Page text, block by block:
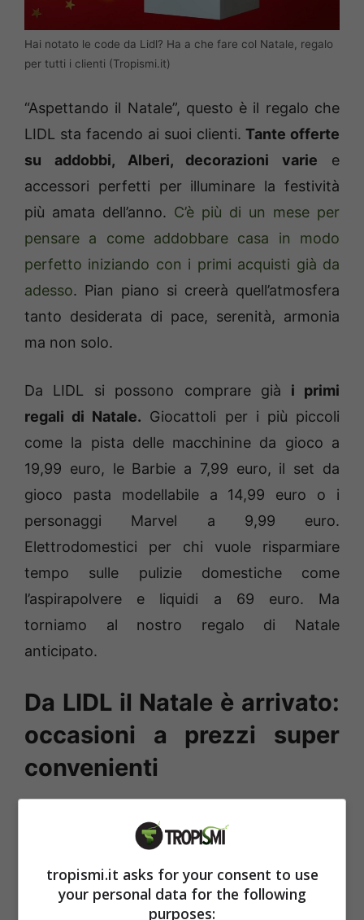
Hai notato le code da Lidl? Ha a che fare col Natale, regalo
per tutti i clienti (Tropismi.it)
“Aspettando il Natale”, questo è il regalo che
LIDL sta facendo ai suoi clienti. Tante offerte
su addobbi, Alberi, decorazioni varie e
accessori perfetti per illuminare la festività
più amata dell’anno. C’è più di un mese per
pensare a come addobbare casa in modo
perfetto iniziando con i primi acquisti già da
adesso. Pian piano si creerà quell’atmosfera
tanto desiderata di pace, serenità, armonia
ma non solo.
Da LIDL si possono comprare già i primi
regali di Natale. Giocattoli per i più piccoli
come la pista delle macchinine da gioco a
19,99 euro, le Barbie a 7,99 euro, il set da
gioco pasta modellabile a 14,99 euro o i
personaggi Marvel a 9,99 euro.
Elettrodomestici per chi vuole risparmiare
tempo sulle pulizie domestiche come
l’aspirapolvere e liquidi a 69 euro. Ma
torniamo al nostro regalo di Natale
anticipato.
Da LIDL il Natale è arrivato:
occasioni a prezzi super
convenienti
Natale da 210 centimetri a 49 euro
occasione di risparmio per avere in casa un
grande abete con tantissimi rari folti da
tropismi.it asks for your consent to use
your personal data for the following
purposes: